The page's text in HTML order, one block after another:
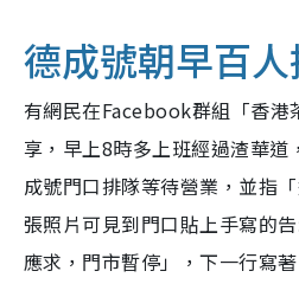
德成號朝早百
有網民在Facebook群組「香港
享，早上8時多上班經過渣華道
成號門口排隊等待營業，並指
張照片可見到門口貼上手寫的
應求，門市暫停」，下一行寫